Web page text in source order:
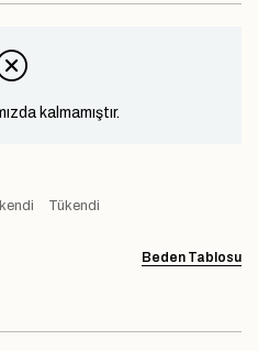
kalmamıştır.
Tükendi
Beden Tablosu